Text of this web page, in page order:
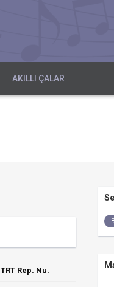
AKILLI ÇALAR
TRT Rep. Nu.